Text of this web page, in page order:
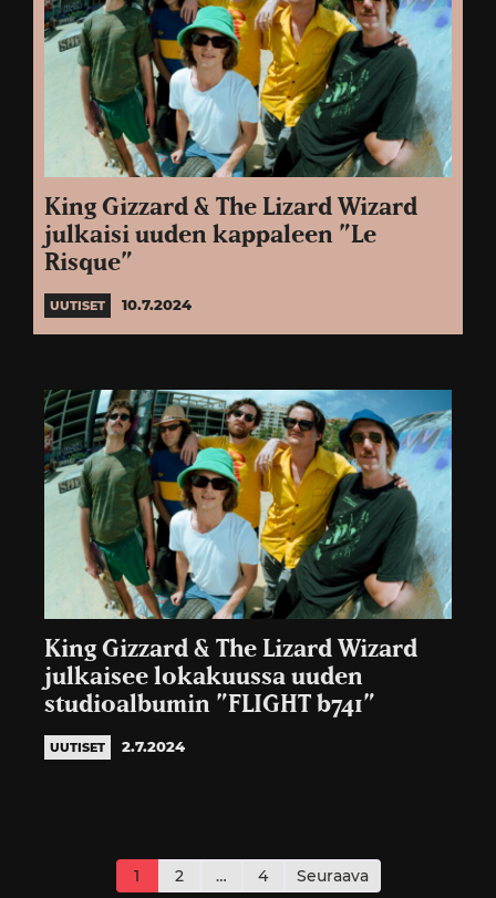
King Gizzard & The Lizard Wizard
julkaisi uuden kappaleen ”Le
Risque”
UUTISET 10.7.2024
King Gizzard & The Lizard Wizard
julkaisee lokakuussa uuden
studioalbumin ”FLIGHT b741”
UUTISET 2.7.2024
sivutus
1 2 … 4 Seuraava